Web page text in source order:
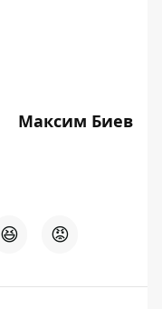
Максим Биев
😆 😡